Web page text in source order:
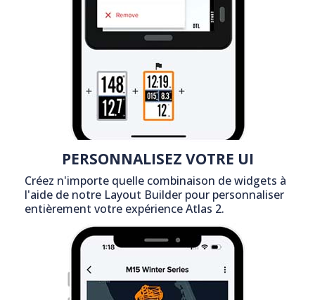
PERSONNALISEZ VOTRE UI
Créez n'importe quelle combinaison de widgets à
l'aide de notre Layout Builder pour personnaliser
entièrement votre expérience Atlas 2.